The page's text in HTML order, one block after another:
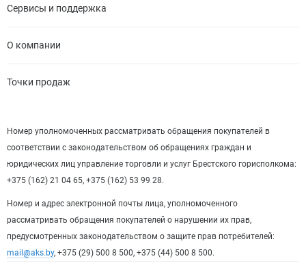
Сервисы и поддержка
О компании
Точки продаж
Номер уполномоченных рассматривать обращения покупателей в
соответствии с законодательством об обращениях граждан и
юридических лиц управление торговли и услуг Брестского горисполкома:
+375 (162) 21 04 65, +375 (162) 53 99 28.
Номер и адрес электронной почты лица, уполномоченного
рассматривать обращения покупателей о нарушении их прав,
предусмотренных законодательством о защите прав потребителей:
mail@aks.by, +375 (29) 500 8 500, +375 (44) 500 8 500.